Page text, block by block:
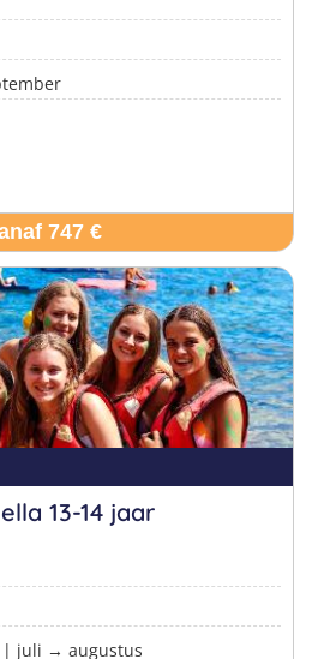
747 €
13-14 jaar
| juli → augustus